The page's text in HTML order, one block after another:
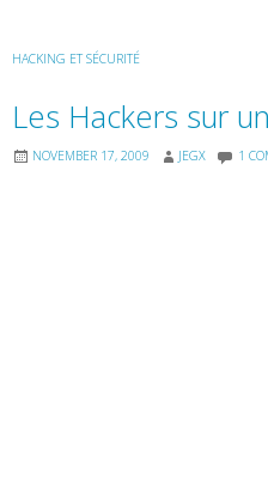
HACKING ET SÉCURITÉ
Les Hackers sur
NOVEMBER 17, 2009 JEGX 1